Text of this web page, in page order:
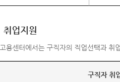
취업지원
고용센터에서는 구직자의 직업선택과 취
구직자 취